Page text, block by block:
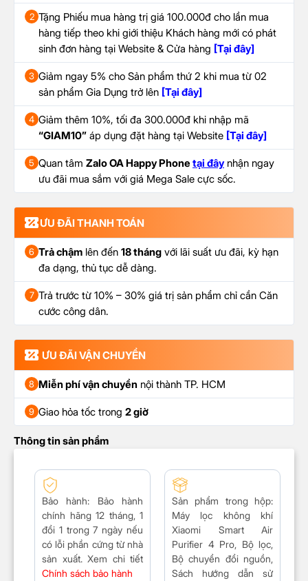
2 Tặng Phiếu mua hàng trị giá 100.000đ cho lần mua
hàng tiếp theo khi giới thiệu Khách hàng mới có phát
sinh đơn hàng tại Website & Cửa hàng [Tại đây]
3 Giảm ngay 5% cho Sản phẩm thứ 2 khi mua từ 02
sản phẩm Gia Dụng trở lên [Tại đây]
4 Giảm thêm 10%, tối đa 300.000đ khi nhập mã
“GIAM10” áp dụng đặt hàng tại Website [Tại đây]
5 Quan tâm Zalo OA Happy Phone tại đâynhận ngay
ưu đãi mua sắm với giá Mega Sale cực sốc.
ƯU ĐÃI THANH TOÁN
6 Trả chậm lên đến 18 tháng với lãi suất ưu đãi, kỳ hạn
đa dạng, thủ tục dễ dàng.
7 Trả trước từ 10% – 30% giá trị sản phẩm chỉ cần Căn
cước công dân.
ƯU ĐÃI VẬN CHUYỂN
8 Miễn phí vận chuyển nội thành TP. HCM
9 Giao hỏa tốc trong 2 giờ
Thông tin sản phẩm
Bảo hành: Bảo hành
chính hãng 12 tháng, 1
đổi 1 trong 7 ngày nếu
có lỗi phần cứng từ nhà
sản xuất. Xem chi tiết
Chính sách bảo hành
Sản phẩm trong hộp:
Máy lọc không khí
Xiaomi Smart Air
Purifier 4 Pro, Bộ lọc,
Bộ chuyển đổi nguồn,
Sách hướng dẫn sử